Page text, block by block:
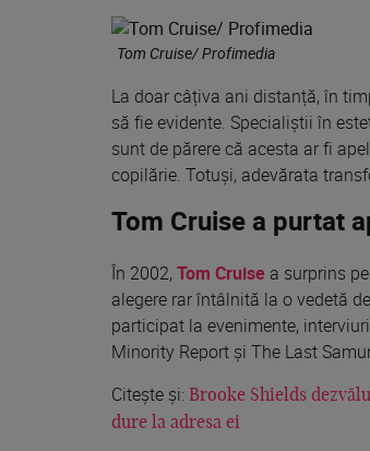
Tom Cruise/ Profimedia
La doar câțiva ani distanță, în
să fie evidente. Specialiștii în
sunt de părere că acesta ar fi
copilărie. Totuși, adevărata
Tom Cruise a purtat
În 2002, Tom Cruise a surprins
alegere rar întâlnită la o vedetă
participat la evenimente,
Minority Report și The Last
Citește și: Brooke Shields
dure la adresa ei